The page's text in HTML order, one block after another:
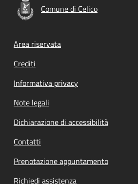
Comune di Celico
Footer menu
Area riservata
Crediti
Informativa privacy
Note legali
Dichiarazione di accessibilità
Contatti
Prenotazione appuntamento
Richiedi assistenza